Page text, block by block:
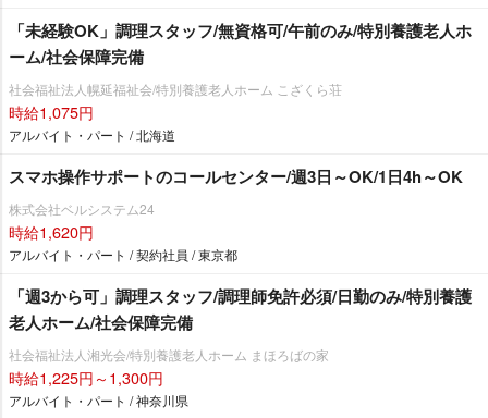
「未経験OK」調理スタッフ/無資格可/午前のみ/特別養護老人ホ
ーム/社会保障完備
社会福祉法人幌延福祉会/特別養護老人ホーム こざくら荘
時給1,075円
アルバイト・パート / 北海道
スマホ操作サポートのコールセンター/週3日～OK/1日4h～OK
株式会社ベルシステム24
時給1,620円
アルバイト・パート / 契約社員 / 東京都
「週3から可」調理スタッフ/調理師免許必須/日勤のみ/特別養護
老人ホーム/社会保障完備
社会福祉法人湘光会/特別養護老人ホーム まほろばの家
時給1,225円～1,300円
アルバイト・パート / 神奈川県